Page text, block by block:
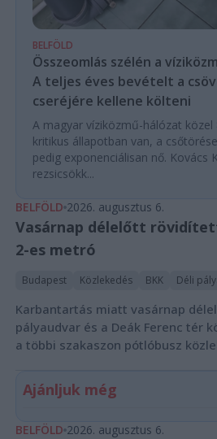
BELFÖLD
Összeomlás szélén a
A teljes éves bevételt a
cseréjére kellene költeni
A magyar víziközmű-hálózat közel
kritikus állapotban van, a
pedig exponenciálisan nő. Kovács
rezsicsökk...
BELFÖLD 2026. augusztus 6.
Vasárnap délelőtt
2-es metró
Budapest Közlekedés BKK Déli
Karbantartás miatt vasárnap
pályaudvar és a Deák Ferenc tér
a többi szakaszon pótlóbusz
Ajánljuk még
BELFÖLD 2026. augusztus 6.